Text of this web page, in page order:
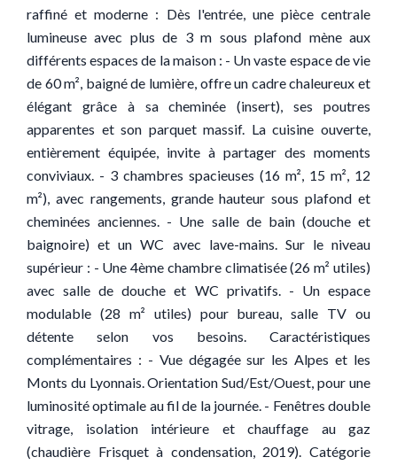
raffiné et moderne : Dès l'entrée, une pièce centrale
lumineuse avec plus de 3 m sous plafond mène aux
différents espaces de la maison : - Un vaste espace de vie
de 60 m², baigné de lumière, offre un cadre chaleureux et
élégant grâce à sa cheminée (insert), ses poutres
apparentes et son parquet massif. La cuisine ouverte,
entièrement équipée, invite à partager des moments
conviviaux. - 3 chambres spacieuses (16 m², 15 m², 12
m²), avec rangements, grande hauteur sous plafond et
cheminées anciennes. - Une salle de bain (douche et
baignoire) et un WC avec lave-mains. Sur le niveau
supérieur : - Une 4ème chambre climatisée (26 m² utiles)
avec salle de douche et WC privatifs. - Un espace
modulable (28 m² utiles) pour bureau, salle TV ou
détente selon vos besoins. Caractéristiques
complémentaires : - Vue dégagée sur les Alpes et les
Monts du Lyonnais. Orientation Sud/Est/Ouest, pour une
luminosité optimale au fil de la journée. - Fenêtres double
vitrage, isolation intérieure et chauffage au gaz
(chaudière Frisquet à condensation, 2019). Catégorie